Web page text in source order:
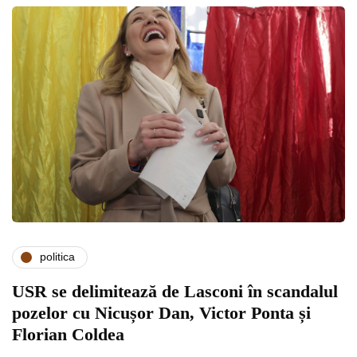
politica
USR se delimitează de Lasconi în scandalul
pozelor cu Nicușor Dan, Victor Ponta și
Florian Coldea